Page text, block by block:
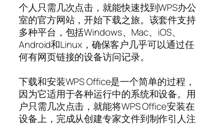
个人只需几次点击，就能快速找到WPS办公
室的官方网站，开始下载之旅。该套件支持
多种平台，包括Windows、Mac、iOS、
Android和Linux，确保客户几乎可以通过任
何有网页链接的设备访问记录。
下载和安装WPS Office是一个简单的过程，
因为它适用于各种运行中的系统和设备。用
户只需几次点击，就能将WPS Office安装在
设备上，完成从创建专家文件到制作引人注